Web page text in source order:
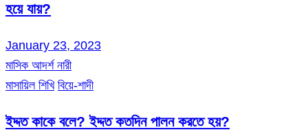
হয়ে যায়?
January 23, 2023
মাসিক আদর্শ নারী
মাসায়িল শিখি বিয়ে-শাদী
ইদ্দত কাকে বলে? ইদ্দত কতদিন পালন করতে হয়?